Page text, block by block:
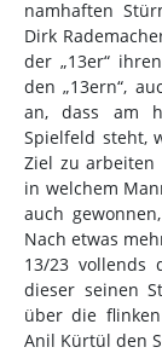
namhaften
Dirk
der „13er“
den „13ern“,
an, dass am
Spielfeld steht,
Ziel zu arbeiten
in welchem
auch
Nach etwas
13/23 vollends
dieser seinen
über die
Anil Kürtül den